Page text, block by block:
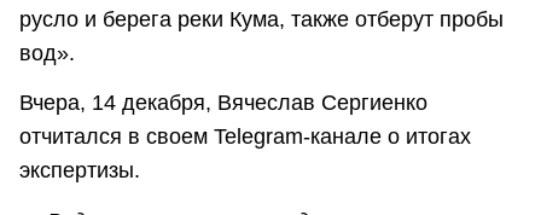
русло и берега реки Кума, также отберут пробы
вод».
Вчера, 14 декабря, Вячеслав Сергиенко
отчитался в своем Telegram-канале о итогах
экспертизы.